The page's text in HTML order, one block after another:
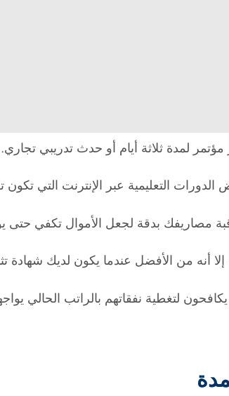
لمدة ثلاثة أيام أو حدث تدريبي تجاري.
التعليمية عبر الإنترنت التي تكون
بدقة لجعل الأموال تكفي حتى
أنه من الأفضل عندما يكون لديك شهادة
لتغطية نفقاتهم بالراتب الحالي